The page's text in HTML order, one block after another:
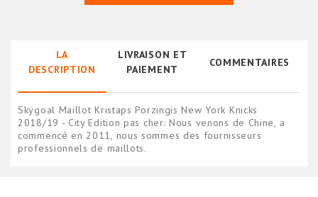
LA
DESCRIPTION
LIVRAISON ET
PAIEMENT
COMMENTAIRES
Skygoal Maillot Kristaps Porzingis New York Knicks
2018/19 - City Edition pas cher: Nous venons de Chine, a
commencé en 2011, nous sommes des fournisseurs
professionnels de maillots.